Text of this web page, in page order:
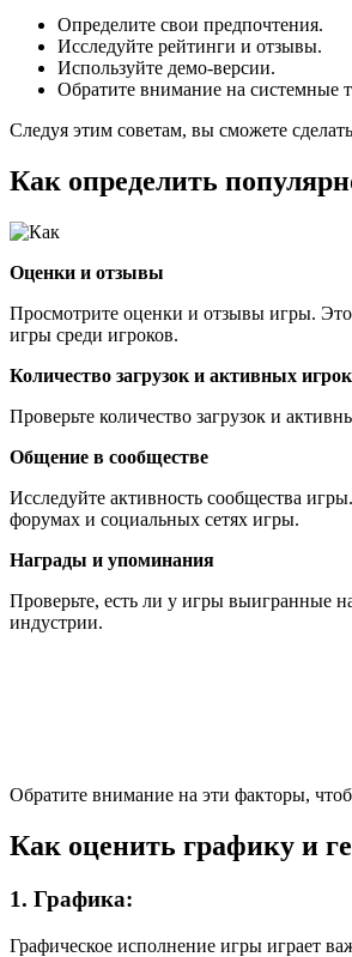
Определите свои предпочтения.
Исследуйте рейтинги и отзывы.
Используйте демо-версии.
Обратите внимание на системные
Следуя этим советам, вы сможете
Как определить
Оценки и отзывы
Просмотрите оценки и отзывы игры.
игры среди игроков.
Количество загрузок и активных
Проверьте количество загрузок и
Общение в сообществе
Исследуйте активность сообщества
форумах и социальных сетях игры.
Награды и упоминания
Проверьте, есть ли у игры выигранные
индустрии.
Обратите внимание на эти факторы,
Как оценить графику и
1. Графика:
Графическое исполнение игры играет